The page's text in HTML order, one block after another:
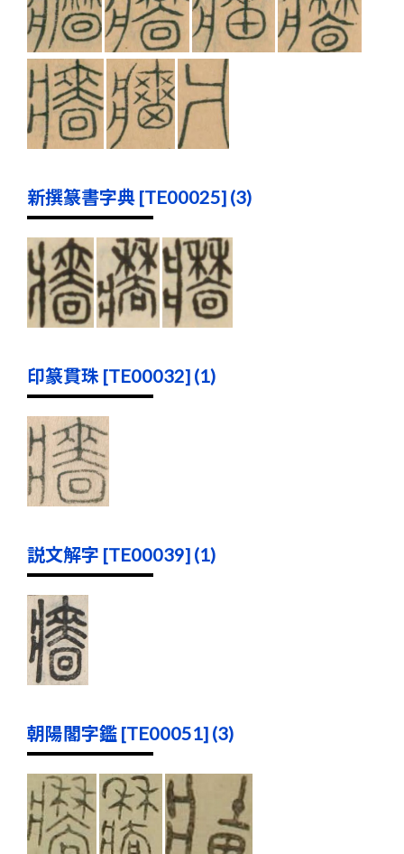
新撰篆書字典 [TE00025] (3)
印篆貫珠 [TE00032] (1)
説文解字 [TE00039] (1)
朝陽閣字鑑 [TE00051] (3)